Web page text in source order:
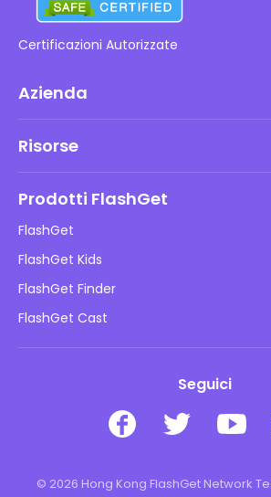
Certificazioni Autorizzate
Azienda
Politica DMCA
Informativa sulla privacy
Politiche pubblicitarie
Non vendere le mie informazioni
Risorse
Sicurezza online dei bambini
Scarica
Prodotti FlashGet
FlashGet
FlashGet Kids
FlashGet Finder
FlashGet Cast
Seguici
© 2026 Hong Kong FlashGet Network